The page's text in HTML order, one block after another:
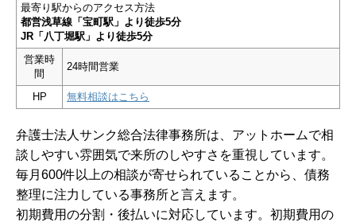
最寄り駅からのアクセス方法
都営浅草線「宝町駅」より徒歩5分
JR「八丁堀駅」より徒歩5分
営業時
間
24時間営業
HP 無料相談はこちら
弁護士法人サンク総合法律事務所は、アットホームで相
談しやすい雰囲気で来所のしやすさを重視しています。
毎月600件以上の相談が寄せられていることから、債務
整理に注力している事務所と言えます。
初期費用の分割・後払いに対応しています。初期費用の